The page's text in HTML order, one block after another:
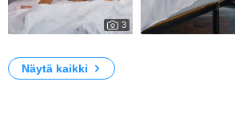
3
Näytä kaikki